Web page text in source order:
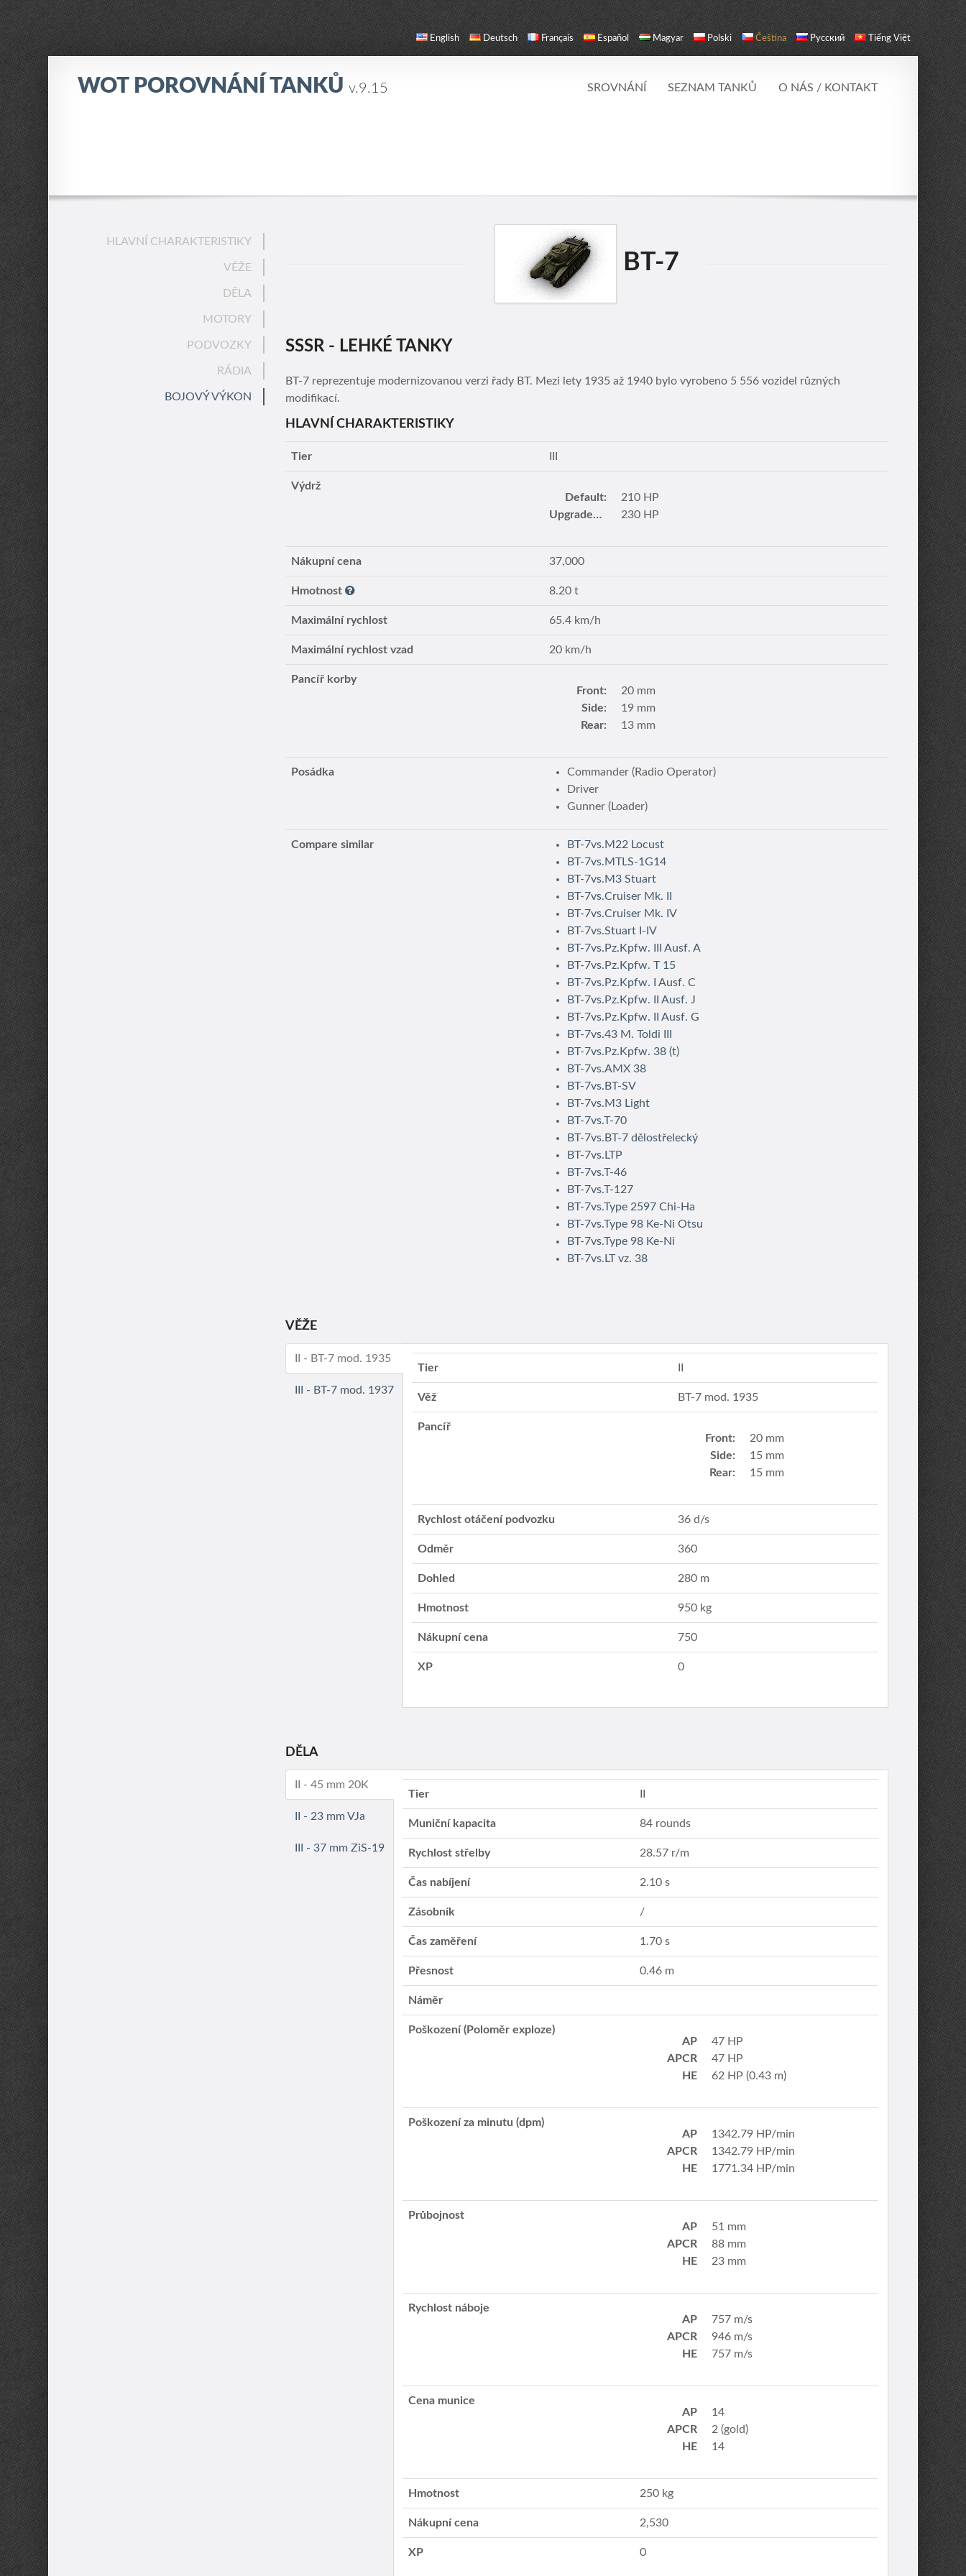
English Deutsch Français Español Magyar Polski Čeština Русский Tiếng Việt
WOT POROVNÁNÍ TANKŮv.9.15 SROVNÁNÍ SEZNAM TANKŮ O NÁS / KONTAKT
HLAVNÍ CHARAKTERISTIKY
VĚŽE
DĚLA
MOTORY
PODVOZKY
RÁDIA
BOJOVÝ VÝKON
BT-7
SSSR - LEHKÉ TANKY
BT-7 reprezentuje modernizovanou verzi řady BT. Mezi lety 1935 až 1940 bylo vyrobeno 5 556 vozidel různých
modifikací.
HLAVNÍ CHARAKTERISTIKY
Tier
Výdrž
Default:
210 HP
Upgraded turret:
230 HP
Nákupní cena 37,000
Hmotnost 8.20 t
Maximální rychlost 65.4 km/h
Maximální rychlost vzad 20 km/h
Pancíř korby
Front:
20 mm
Side:
19 mm
Rear:
13 mm
Posádka
Commander (Radio Operator)
Driver
Gunner (Loader)
Compare similar
BT-7vs.M22 Locust
BT-7vs.MTLS-1G14
BT-7vs.M3 Stuart
BT-7vs.Cruiser Mk. II
BT-7vs.Cruiser Mk. IV
BT-7vs.Stuart I-IV
BT-7vs.Pz.Kpfw. III Ausf. A
BT-7vs.Pz.Kpfw. T 15
BT-7vs.Pz.Kpfw. I Ausf. C
BT-7vs.Pz.Kpfw. II Ausf. J
BT-7vs.Pz.Kpfw. II Ausf. G
BT-7vs.43 M. Toldi III
BT-7vs.Pz.Kpfw. 38 (t)
BT-7vs.AMX 38
BT-7vs.BT-SV
BT-7vs.M3 Light
BT-7vs.T-70
BT-7vs.BT-7 dělostřelecký
BT-7vs.LTP
BT-7vs.T-46
BT-7vs.T-127
BT-7vs.Type 2597 Chi-Ha
BT-7vs.Type 98 Ke-Ni Otsu
BT-7vs.Type 98 Ke-Ni
BT-7vs.LT vz. 38
VĚŽE
II - BT-7 mod. 1935
III - BT-7 mod. 1937
Tier
Věž BT-7 mod. 1935
Pancíř
Front:
20 mm
Side:
15 mm
Rear:
15 mm
Rychlost otáčení podvozku 36 d/s
Odměr 360
Dohled 280 m
Hmotnost 950 kg
Nákupní cena 750
XP 0
DĚLA
II - 45 mm 20K
II - 23 mm VJa
III - 37 mm ZiS-19
Tier
Muniční kapacita 84 rounds
Rychlost střelby 28.57 r/m
Čas nabíjení 2.10 s
Zásobník /
Čas zaměření 1.70 s
Přesnost 0.46 m
Náměr
Poškození (Poloměr exploze)
AP
47 HP
APCR
47 HP
HE
62 HP (0.43 m)
Poškození za minutu (dpm)
AP
1342.79 HP/min
APCR
1342.79 HP/min
HE
1771.34 HP/min
Průbojnost
AP
51 mm
APCR
88 mm
HE
23 mm
Rychlost náboje
AP
757 m/s
APCR
946 m/s
HE
757 m/s
Cena munice
AP
14
APCR
2 (gold)
HE
14
Hmotnost 250 kg
Nákupní cena 2,530
XP 0